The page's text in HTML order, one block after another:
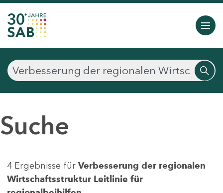
Suche
4 Ergebnisse für Verbesserung der regionalen
Wirtschaftsstruktur Leitlinie für